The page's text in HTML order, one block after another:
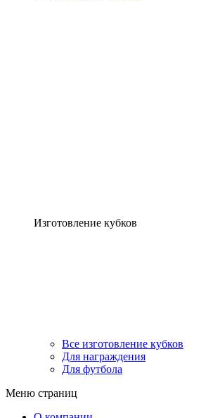
Изготовление кубков
Все изготовление кубков
Для награждения
Для футбола
Меню страниц